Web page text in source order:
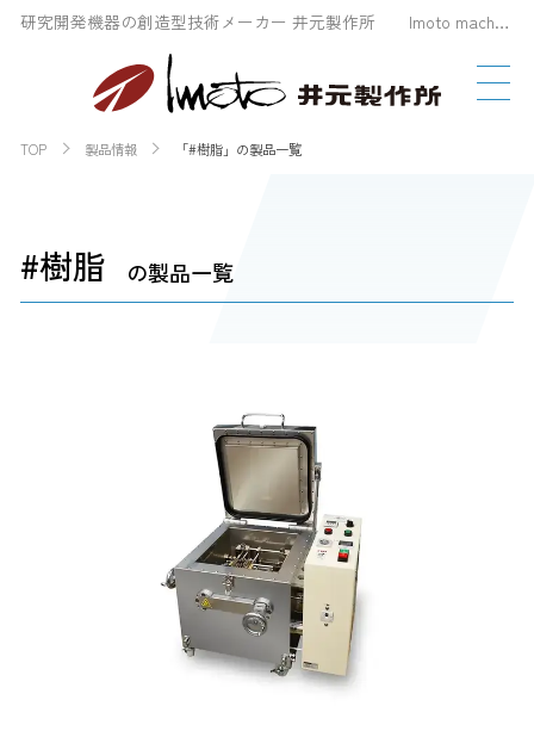
研究開発機器の創造型技術メーカー 井元製作所 Imoto machinery Co., LTD
TOP 製品情報 「#樹脂」の製品一覧
#樹脂 の製品一覧